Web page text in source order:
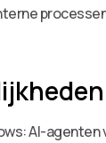
AI-